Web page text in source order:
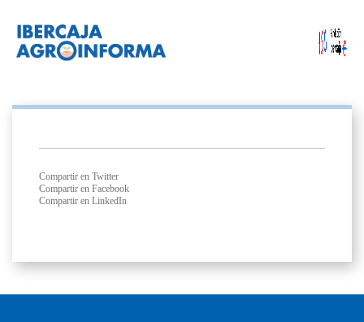
Compartir en Twitter
Compartir en Facebook
Compartir en LinkedIn